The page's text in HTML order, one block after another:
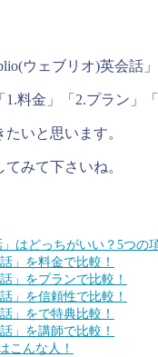
ウェブリオ)英会話
料金」「2.プラン」
いと思います。
みて下さいね。
はどっちがいい？5つの
」を料金で比較！
」をプランで比較！
」を信頼性で比較！
」をで特典比較！
」を講師で比較！
こんな人！